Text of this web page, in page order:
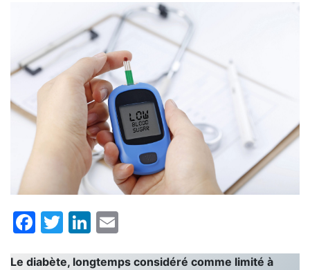
Facebook
TwitterLinkedIn
Le diabète, longtemps considéré comme limité à